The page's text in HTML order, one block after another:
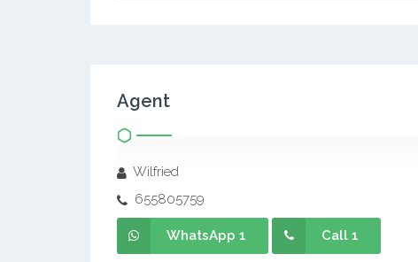
Agent
Wilfried
655805759
WhatsApp 1 Call 1